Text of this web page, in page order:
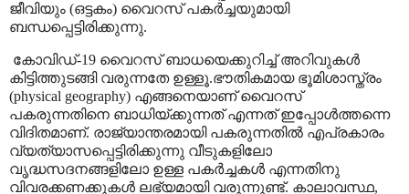
ജീവിയും (ഒട്ടകം) വൈറസ് പകർച്ചയുമായി
ബന്ധപ്പെട്ടിരിക്കുന്നു.
കോവിഡ്-19 വൈറസ് ബാധയെക്കുറിച്ച് അറിവുകൾ
കിട്ടിത്തുടങ്ങി വരുന്നതേ ഉള്ളൂ.ഭൗതികമായ ഭൂമിശാസ്ത്രം
(physical geography) എങ്ങനെയാണ് വൈറസ്
പകരുന്നതിനെ ബാധിയ്ക്കുന്നത് എന്നത് ഇപ്പോൾത്തന്നെ
വിദിതമാണ്. രാജ്യാന്തരമായി പകരുന്നതിൽ എപ്രകാരം
വ്യത്യാസപ്പെട്ടിരിക്കുന്നു വീടുകളിലോ
വൃദ്ധസദനങ്ങളിലോ ഉള്ള പകർച്ചകൾ എന്നതിനു
വിവരക്കണക്കുകൾ ലഭ്യമായി വരുന്നുണ്ട്. കാലാവസ്ഥ,